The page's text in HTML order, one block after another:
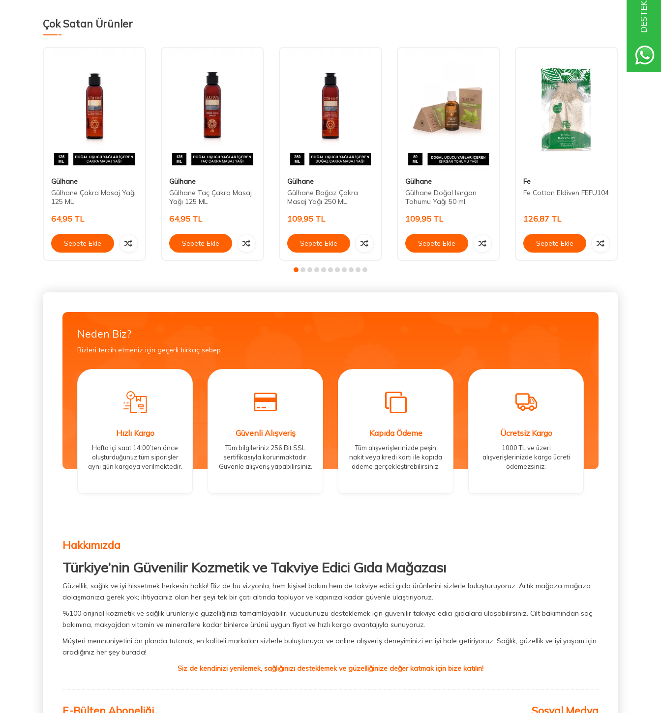
DESTEK
Çok Satan Ürünler
Gülhane
Gülhane Çakra Masaj Yağı
125 ML
64,95 TL
Sepete Ekle
Gülhane
Gülhane Taç Çakra Masaj
Yağı 125 ML
64,95 TL
Sepete Ekle
Gülhane
Gülhane Boğaz Çakra
Masaj Yağı 250 ML
109,95 TL
Sepete Ekle
Gülhane
Gülhane Doğal Isırgan
Tohumu Yağı 50 ml
109,95 TL
Sepete Ekle
Fe
Fe Cotton Eldiven FEFU104
126,87 TL
Sepete Ekle
Neden Biz?
Bizleri tercih etmeniz için geçerli birkaç sebep.
Hızlı Kargo
Hafta içi saat 14:00’ten önce
oluşturduğunuz tüm siparişler
aynı gün kargoya verilmektedir.
Güvenli Alışveriş
Tüm bilgileriniz 256 Bit SSL
sertifikasıyla korunmaktadır.
Güvenle alışveriş yapabilirsiniz.
Kapıda Ödeme
Tüm alışverişlerinizde peşin
nakit veya kredi kartı ile kapıda
ödeme gerçekleştirebilirsiniz.
Ücretsiz Kargo
1000 TL ve üzeri
alışverişlerinizde kargo ücreti
ödemezsiniz.
Hakkımızda
Türkiye’nin Güvenilir Kozmetik ve Takviye Edici Gıda Mağazası
Güzellik, sağlık ve iyi hissetmek herkesin hakkı! Biz de bu vizyonla, hem kişisel bakım hem de takviye edici gıda ürünlerini sizlerle buluşturuyoruz. Artık mağaza mağaza
dolaşmanıza gerek yok; ihtiyacınız olan her şeyi tek bir çatı altında topluyor ve kapınıza kadar güvenle ulaştırıyoruz.
%100 orijinal kozmetik ve sağlık ürünleriyle güzelliğinizi tamamlayabilir, vücudunuzu desteklemek için güvenilir takviye edici gıdalara ulaşabilirsiniz. Cilt bakımından saç
bakımına, makyajdan vitamin ve minerallere kadar binlerce ürünü uygun fiyat ve hızlı kargo avantajıyla sunuyoruz.
Müşteri memnuniyetini ön planda tutarak, en kaliteli markaları sizlerle buluşturuyor ve online alışveriş deneyiminizi en iyi hale getiriyoruz. Sağlık, güzellik ve iyi yaşam için
aradığınız her şey burada!
Siz de kendinizi yenilemek, sağlığınızı desteklemek ve güzelliğinize değer katmak için bize katılın!
E-Bülten Aboneliği Sosyal Medya